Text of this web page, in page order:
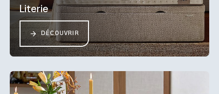
Literie
DÉCOUVRIR